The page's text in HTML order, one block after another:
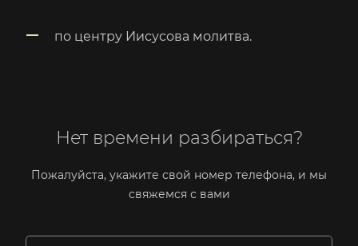
по центру Иисусова молитва.
Нет времени разбираться?
Пожалуйста, укажите свой номер телефона, и мы
свяжемся с вами